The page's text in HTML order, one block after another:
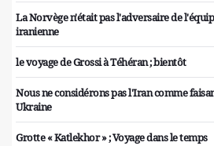
La Norvège n'était pas l'adversaire de
iranienne
le voyage de Grossi à Téhéran ; bientôt
Nous ne considérons pas l'Iran comme
Ukraine
Grotte « Katlekhor » ; Voyage dans le temps